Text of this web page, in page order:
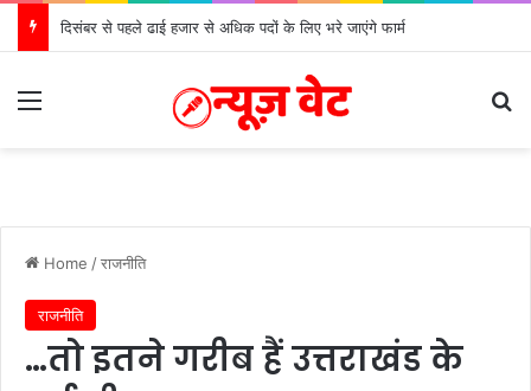
दिसंबर से पहले ढाई हजार से अधिक पदों के लिए भरे जाएंगे फार्म
Menu
Home /राजनीति
राजनीति
…तो इतने गरीब हैं उत्तराखंड के